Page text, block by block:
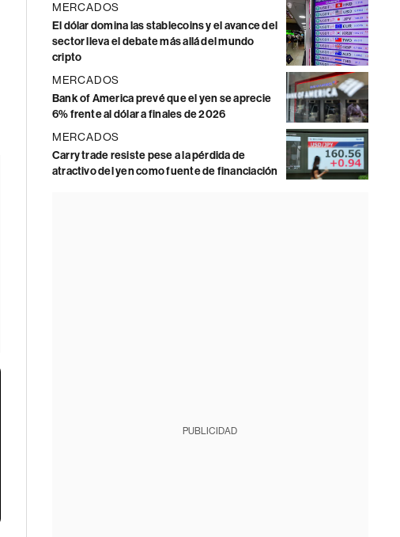
MERCADOS
El dólar domina las stablecoins y el avance del
sector lleva el debate más allá del mundo
cripto
MERCADOS
Bank of America prevé que el yen se aprecie
6% frente al dólar a finales de 2026
MERCADOS
Carry trade resiste pese a la pérdida de
atractivo del yen como fuente de financiación
PUBLICIDAD